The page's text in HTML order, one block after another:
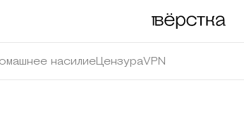
насилиеЦензураVPN